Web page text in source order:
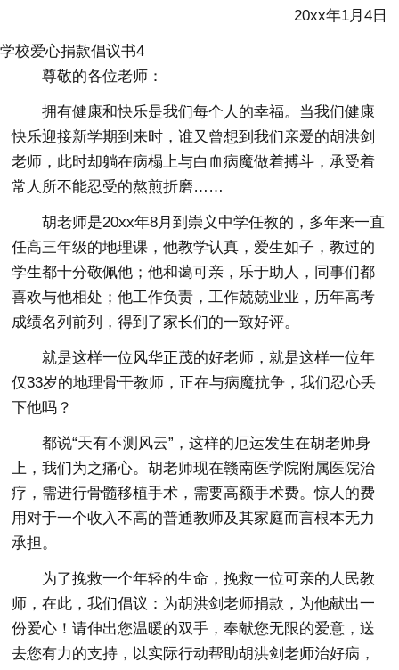
20xx年1月4日
学校爱心捐款倡议书4
尊敬的各位老师：
拥有健康和快乐是我们每个人的幸福。当我们健康
快乐迎接新学期到来时，谁又曾想到我们亲爱的胡洪剑
老师，此时却躺在病榻上与白血病魔做着搏斗，承受着
常人所不能忍受的熬煎折磨……
胡老师是20xx年8月到崇义中学任教的，多年来一直
任高三年级的地理课，他教学认真，爱生如子，教过的
学生都十分敬佩他；他和蔼可亲，乐于助人，同事们都
喜欢与他相处；他工作负责，工作兢兢业业，历年高考
成绩名列前列，得到了家长们的一致好评。
就是这样一位风华正茂的好老师，就是这样一位年
仅33岁的地理骨干教师，正在与病魔抗争，我们忍心丢
下他吗？
都说“天有不测风云”，这样的厄运发生在胡老师身
上，我们为之痛心。胡老师现在赣南医学院附属医院治
疗，需进行骨髓移植手术，需要高额手术费。惊人的费
用对于一个收入不高的普通教师及其家庭而言根本无力
承担。
为了挽救一个年轻的生命，挽救一位可亲的人民教
师，在此，我们倡议：为胡洪剑老师捐款，为他献出一
份爱心！请伸出您温暖的双手，奉献您无限的爱意，送
去您有力的支持，以实际行动帮助胡洪剑老师治好病，